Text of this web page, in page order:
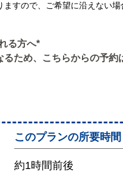
すので、ご希望に沿えない場
る方へ*
ため、こちらからの予約
このプランの所要時間
約1時間前後